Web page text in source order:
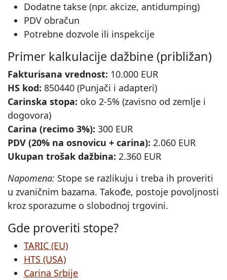
Dodatne takse (npr. akcize, antidumping)
PDV obračun
Potrebne dozvole ili inspekcije
Primer kalkulacije dažbine (približan)
Fakturisana vrednost: 10.000 EUR
HS kod: 850440 (Punjači i adapteri)
Carinska stopa: oko 2-5% (zavisno od zemlje i
dogovora)
Carina (recimo 3%): 300 EUR
PDV (20% na osnovicu + carina): 2.060 EUR
Ukupan trošak dažbina: 2.360 EUR
Napomena: Stope se razlikuju i treba ih proveriti
u zvaničnim bazama. Takođe, postoje povoljnosti
kroz sporazume o slobodnoj trgovini.
Gde proveriti stope?
TARIC (EU)
HTS (USA)
Carina Srbije